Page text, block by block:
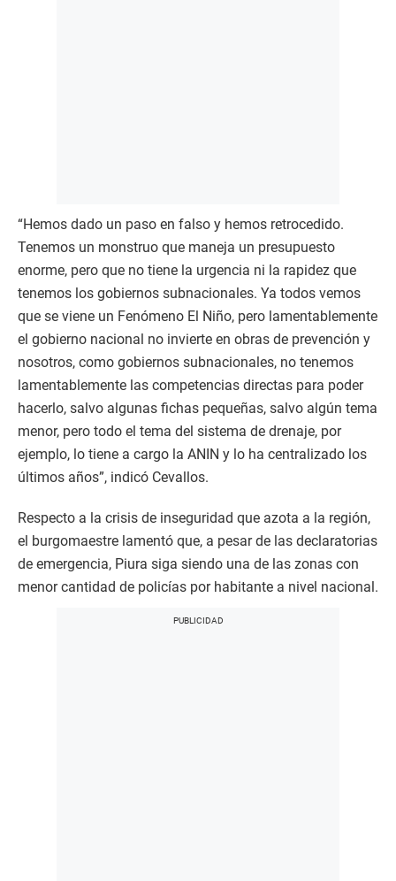
“Hemos dado un paso en falso y hemos retrocedido.
Tenemos un monstruo que maneja un presupuesto
enorme, pero que no tiene la urgencia ni la rapidez que
tenemos los gobiernos subnacionales. Ya todos vemos
que se viene un Fenómeno El Niño, pero lamentablemente
el gobierno nacional no invierte en obras de prevención y
nosotros, como gobiernos subnacionales, no tenemos
lamentablemente las competencias directas para poder
hacerlo, salvo algunas fichas pequeñas, salvo algún tema
menor, pero todo el tema del sistema de drenaje, por
ejemplo, lo tiene a cargo la ANIN y lo ha centralizado los
últimos años”, indicó Cevallos.
Respecto a la crisis de inseguridad que azota a la región,
el burgomaestre lamentó que, a pesar de las declaratorias
de emergencia, Piura siga siendo una de las zonas con
menor cantidad de policías por habitante a nivel nacional.